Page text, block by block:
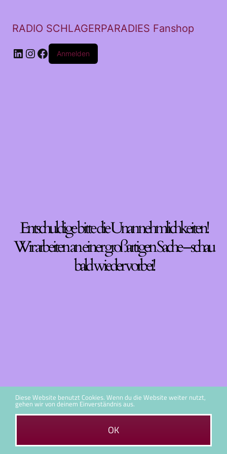
RADIO SCHLAGERPARADIES Fanshop
LinkedIn
Instagram
Facebook
Anmelden
Entschuldige bitte die Unannehmlichkeiten!
Wir arbeiten an einer großartigen Sache – schau
bald wieder vorbei!
Diese Website benutzt Cookies. Wenn du die Website weiter nutzt,
gehen wir von deinem Einverständnis aus.
OK